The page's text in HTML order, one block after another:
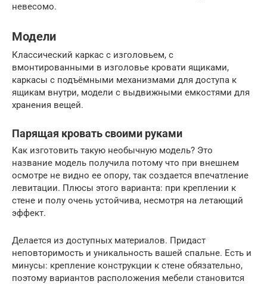
невесомо.
Модели
Классический каркас с изголовьем, с
вмонтированными в изголовье кровати ящиками,
каркасы с подъёмными механизмами для доступа к
ящикам внутри, модели с выдвижными емкостями для
хранения вещей.
Парящая кровать своими руками
Как изготовить такую необычную модель? Это
название модель получила потому что при внешнем
осмотре не видно ее опору, так создается впечатление
левитации. Плюсы этого варианта: при креплении к
стене и полу очень устойчива, несмотря на летающий
эффект.
Делается из доступных материалов. Придаст
неповторимость и уникальность вашей спальне. Есть и
минусы: крепление конструкции к стене обязательно,
поэтому вариантов расположения мебели становится